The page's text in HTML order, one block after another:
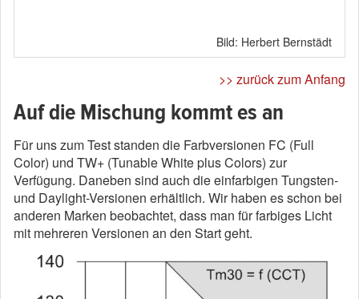
Bild: Herbert Bernstädt
>> zurück zum Anfang
Auf die Mischung kommt es an
Für uns zum Test standen die Farbversionen FC (Full
Color) und TW+ (Tunable White plus Colors) zur
Verfügung. Daneben sind auch die einfarbigen Tungsten-
und Daylight-Versionen erhältlich. Wir haben es schon bei
anderen Marken beobachtet, dass man für farbiges Licht
mit mehreren Versionen an den Start geht.